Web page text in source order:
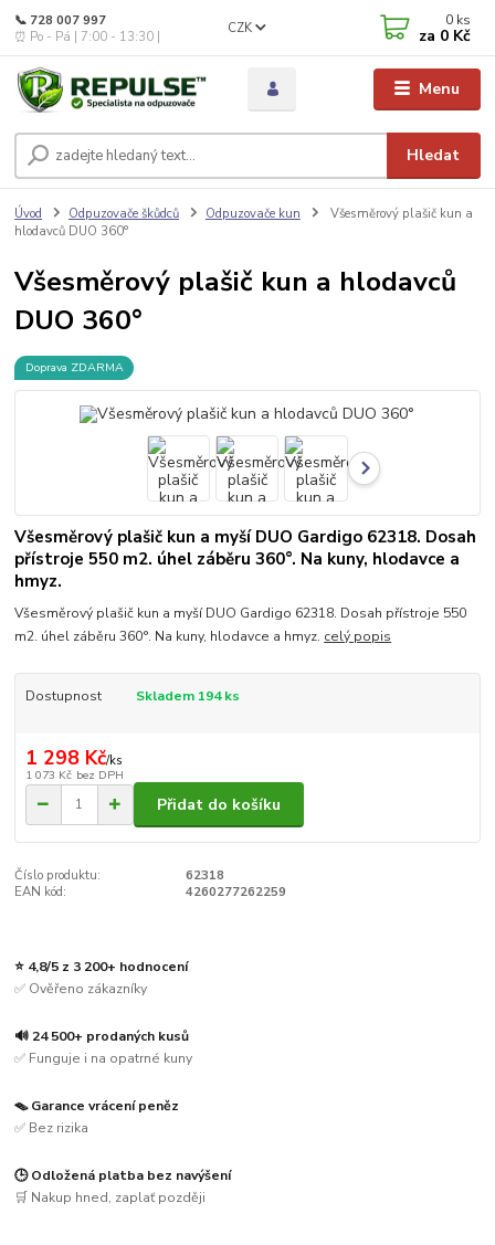
Menu
CZK
Hledat
📞 728 007 997
⏰ Po - Pá | 7:00 - 13:30 |
0 ks
za 0 Kč
Úvod Odpuzovače škůdců Odpuzovače kun
Všesměrový plašič kun a
hlodavců DUO 360°
Všesměrový plašič kun a hlodavců
DUO 360°
Doprava ZDARMA
Všesměrový plašič kun a myší DUO Gardigo 62318. Dosah
přístroje 550 m2. úhel záběru 360°. Na kuny, hlodavce a
hmyz.
Všesměrový plašič kun a myší DUO Gardigo 62318. Dosah přístroje 550
m2. úhel záběru 360°. Na kuny, hlodavce a hmyz. celý popis
Dostupnost Skladem 194 ks
1 298 Kč/ks
1 073 Kč bez DPH
Přidat do košíku
Číslo produktu:
62318
EAN kód:
4260277262259
⭐ 4,8/5 z 3 200+ hodnocení
✅ Ověřeno zákazníky
🔊 24 500+ prodaných kusů
✅ Funguje i na opatrné kuny
🪤 Garance vrácení peněz
✅ Bez rizika
🕒 Odložená platba bez navýšení
🛒 Nakup hned, zaplať později